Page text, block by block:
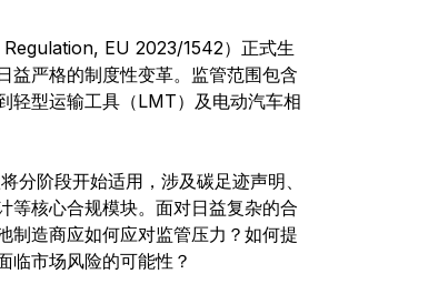
EU 2023/1542）正式生
益严格的制度性变革。监管范围包含
轻型运输工具（LMT）及电动汽车相
阶段开始适用，涉及碳足迹声明、
等核心合规模块。面对日益复杂的合
制造商应如何应对监管压力？如何提
临市场风险的可能性？